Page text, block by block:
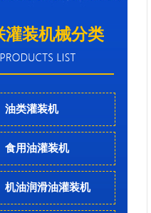
灌装机械分类
油类灌装机
食用油灌装机
机油润滑油灌装机